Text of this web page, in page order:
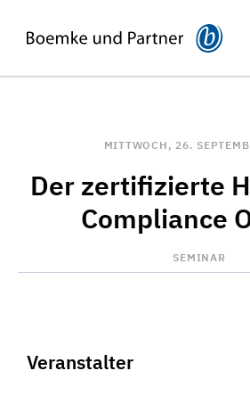
MITTWOCH, 26.
Der zertifizierte
Compliance
SEMINAR
Veranstalter